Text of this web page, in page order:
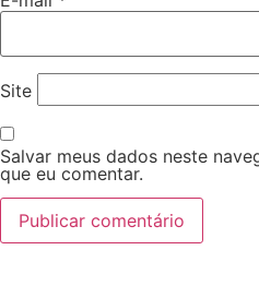
Site
Salvar meus dados neste
que eu comentar.